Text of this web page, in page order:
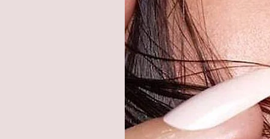
Tragegefühl und verursachen
LUNA LENSES Kontaktlinsen
geprüft und zugelassen.
LUNA LENSES ist eine neue
Kontaktlinsen mit hoher
Bitte keine Kochsalzlösung
LENSES nur mit einer All-in-
desinfizieren und
Krümmungsradius: 8,60°,